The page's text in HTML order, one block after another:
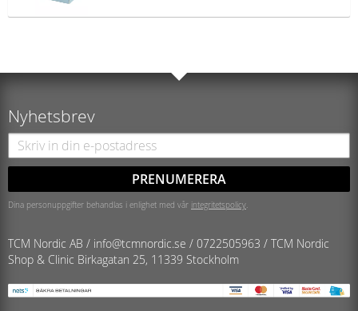
Nyhetsbrev
PRENUMERERA
Dina personuppgifter behandlas i enlighet med vår integritetspolicy.
TCM Nordic AB / info@tcmnordic.se / 0722505963 / TCM Nordic
Shop & Clinic Birkagatan 25, 11339 Stockholm